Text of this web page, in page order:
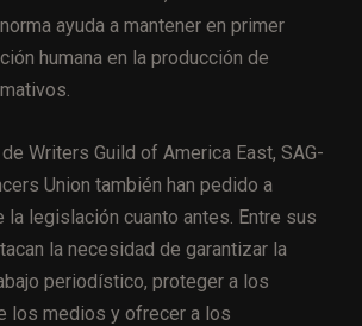
ayuda a mantener en primer
humana en la producción de
Writers Guild of America East, SAG-
Union también han pedido a
la legislación cuanto antes. Entre sus
la necesidad de garantizar la
periodístico, proteger a los
los medios y ofrecer a los